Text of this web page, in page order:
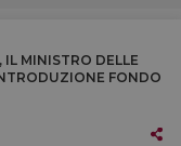
MINISTRO DELLE
FONDO